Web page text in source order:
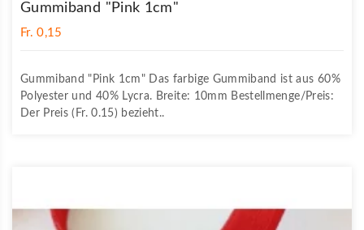
Gummiband "Pink 1cm"
Fr. 0,15
Gummiband "Pink 1cm" Das farbige Gummiband ist aus 60%
Polyester und 40% Lycra. Breite: 10mm Bestellmenge/Preis:
Der Preis (Fr. 0.15) bezieht..